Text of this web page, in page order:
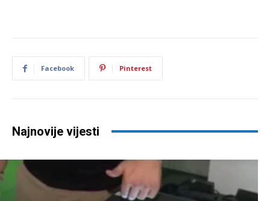
Facebook Pinterest
Najnovije vijesti